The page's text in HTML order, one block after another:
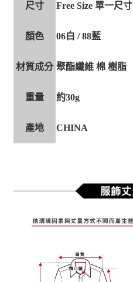
尺寸 Free Size 單一尺寸
顏色 06白 / 88藍
材質成分 聚酯纖維 棉 樹脂
重量 約30g
產地 CHINA